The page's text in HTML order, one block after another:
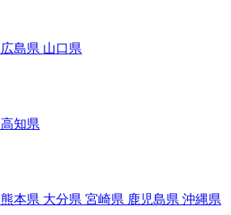
広島県 山口県
高知県
熊本県 大分県 宮崎県 鹿児島県 沖縄県